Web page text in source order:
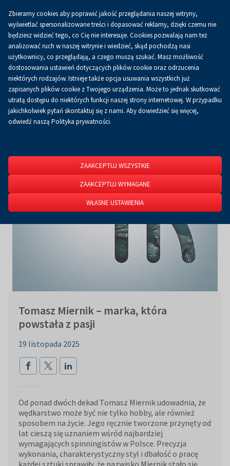
0.00 złKoszykPL
Strona główna O firmie Aktualności
Aktualności
Tomasz Miernik – marka, która
powstała z pasji
19 listopada 2025
Od ponad dwóch dekad Tomasz Miernik udowadnia, że
wędkarstwo może być nie tylko hobby, ale również
sposobem na życie. Jego ręcznie tworzone przynęty od
lat cieszą się uznaniem wśród najbardziej
wymagających spinningistów w Polsce. Precyzja
wykonania, charakterystyczny styl i dbałość o pracę
Zbieramy cookies aby poprawić jakość przeglądania naszej witryny,
wyświetlać spersonalizowane treści i dopasować reklamy, dzięki czemu nie
będziesz widzieć tego, co Cię nie interesuje. Cookies pozwalają nam też
analizować ruch w naszej witrynie i wiedzieć, skąd pochodzą nasi
użytkownicy, co przeglądają, a czego muszą szukać. Masz możliwość
dostosowania ustawień dotyczących plików cookie oraz odrzucenia
niektórych rodzajów. Istnieje także opcja usuwania wszystkich już
zapisanych plików cookie z Twojego urządzenia. Może to jednak skutkować
utratą dostępu do niektórych funkcji naszej strony internetowej. W przypadku
jakichkolwiek pytań skontaktuj się z nami. Aby dowiedzieć się więcej,
odwiedź naszą Polityka prywatności.
ZAAKCEPTUJ WSZYSTKIE
ZAAKCEPTUJ WYMAGANE
WŁASNE USTAWIENIA